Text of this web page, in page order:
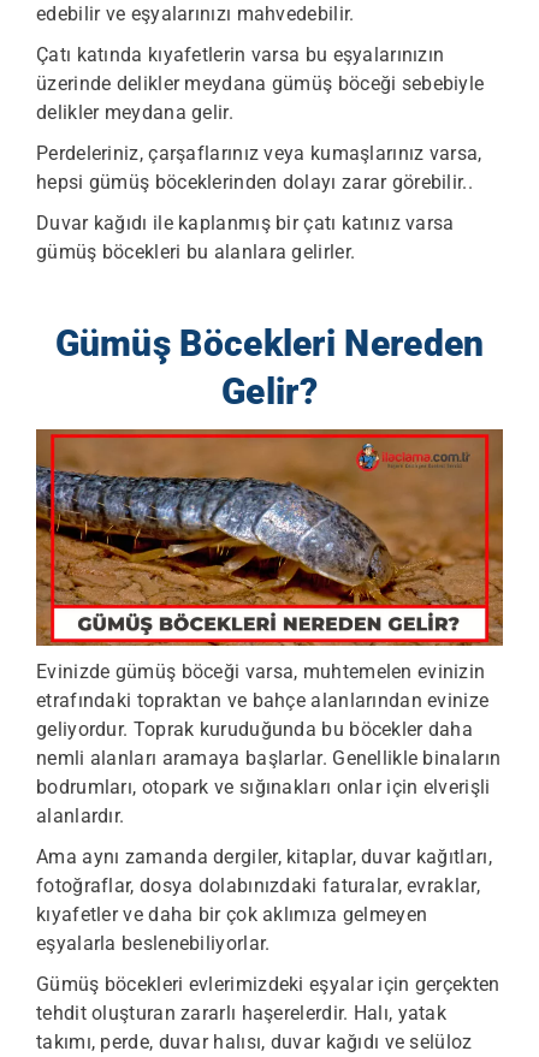
edebilir ve eşyalarınızı mahvedebilir.
Çatı katında kıyafetlerin varsa bu eşyalarınızın
üzerinde delikler meydana gümüş böceği sebebiyle
delikler meydana gelir.
Perdeleriniz, çarşaflarınız veya kumaşlarınız varsa,
hepsi gümüş böceklerinden dolayı zarar görebilir..
Duvar kağıdı ile kaplanmış bir çatı katınız varsa
gümüş böcekleri bu alanlara gelirler.
Gümüş Böcekleri Nereden
Gelir?
Evinizde gümüş böceği varsa, muhtemelen evinizin
etrafındaki topraktan ve bahçe alanlarından evinize
geliyordur. Toprak kuruduğunda bu böcekler daha
nemli alanları aramaya başlarlar. Genellikle binaların
bodrumları, otopark ve sığınakları onlar için elverişli
alanlardır.
Ama aynı zamanda dergiler, kitaplar, duvar kağıtları,
fotoğraflar, dosya dolabınızdaki faturalar, evraklar,
kıyafetler ve daha bir çok aklımıza gelmeyen
eşyalarla beslenebiliyorlar.
Gümüş böcekleri evlerimizdeki eşyalar için gerçekten
tehdit oluşturan zararlı haşerelerdir. Halı, yatak
takımı, perde, duvar halısı, duvar kağıdı ve selüloz